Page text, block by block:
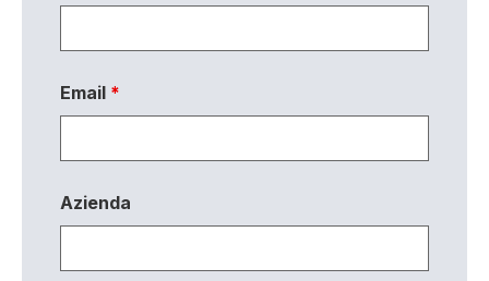
Email *
Azienda